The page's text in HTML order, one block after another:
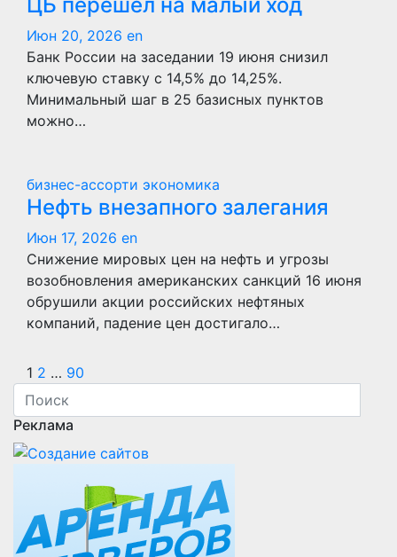
Июн 20, 2026 en
Банк России на заседании 19 июня снизил
ключевую ставку с 14,5% до 14,25%.
Минимальный шаг в 25 базисных пунктов
можно…
бизнес-ассорти экономика
Нефть внезапного залегания
Июн 17, 2026 en
Снижение мировых цен на нефть и угрозы
возобновления американских санкций 16 июня
обрушили акции российских нефтяных
компаний, падение цен достигало…
Пагинация
записей
1 2 … 90
Реклама